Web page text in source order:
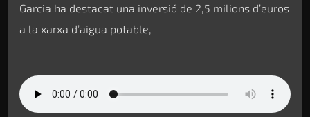
Garcia ha destacat una inversió de 2,5 milions d’euros
a la xarxa d’aigua potable,